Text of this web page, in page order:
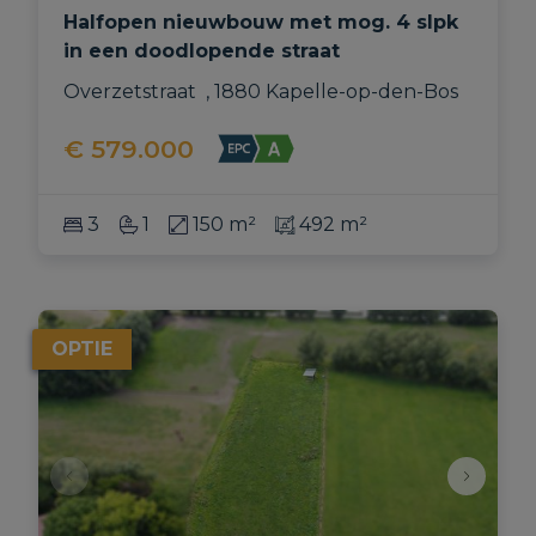
Halfopen nieuwbouw met mog. 4 slpk
in een doodlopende straat
Overzetstraat  , 1880 Kapelle-op-den-Bos
€ 579.000
3 1 150 m² 492 m²
OPTIE